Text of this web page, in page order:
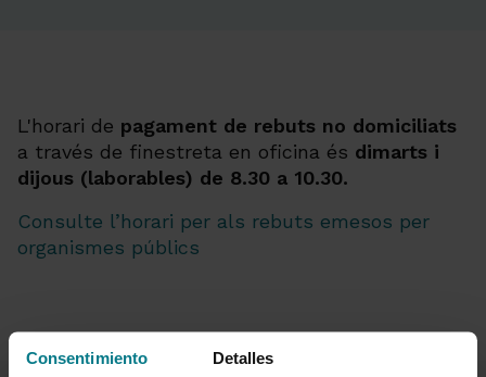
Consentimiento Detalles
L'horari de pagament de rebuts no domiciliats
a través de finestreta en oficina és dimarts i
dijous (laborables) de 8.30 a 10.30.
Consulte l’horari per als rebuts emesos per
organismes públics